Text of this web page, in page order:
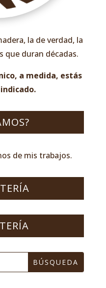
la de verdad, la
que duran décadas.
a medida, estás
de mis trabajos.